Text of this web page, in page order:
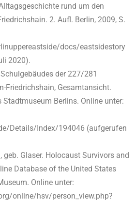
rund um den
2. Aufl. Berlin, 2009, S.
docs/eastsidestory
2020).
der 227/281
Friedrichshain, Gesamtansicht.
Berlins. Online unter:
Details/Index/194046 (aufgerufen
geb. Glaser. Holocaust Survivors and
Database of the United States
Online unter:
online/hsv/person_view.php?